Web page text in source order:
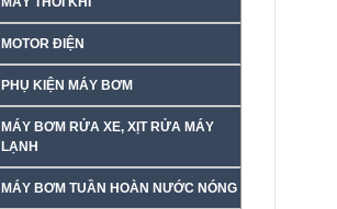
MOTOR ĐIỆN
PHỤ KIỆN MÁY BƠM
MÁY BƠM RỬA XE, XỊT RỬA MÁY
LẠNH
MÁY BƠM TUẦN HOÀN NƯỚC NÓNG